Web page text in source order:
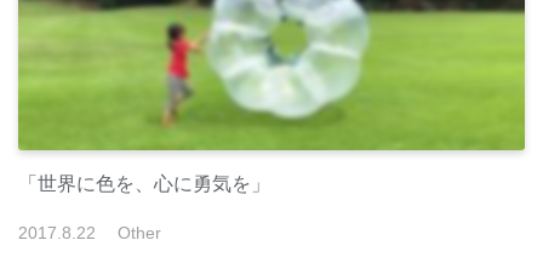
「世界に色を、心に勇気を」
2017.8.22 Other